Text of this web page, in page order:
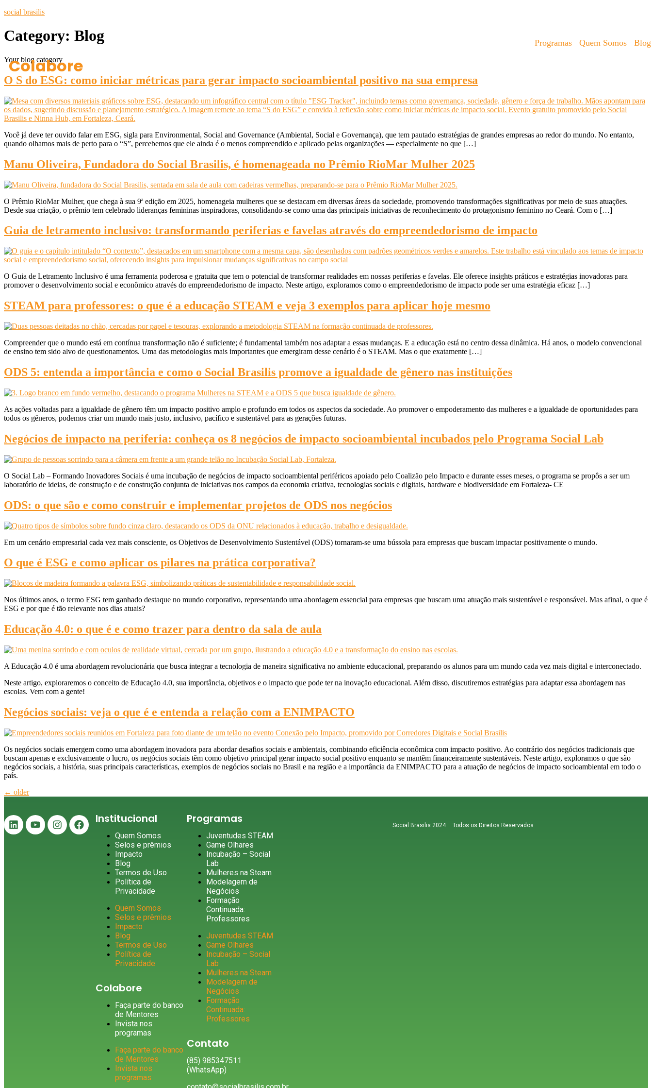
social brasilis
Programas Quem Somos Blog
Colabore
Category: Blog
Your blog category
O S do ESG: como iniciar métricas para gerar impacto socioambiental positivo na sua empresa
Você já deve ter ouvido falar em ESG, sigla para Environmental, Social and Governance (Ambiental, Social e Governança), que tem pautado estratégias de grandes empresas ao redor do mundo. No entanto,
quando olhamos mais de perto para o “S”, percebemos que ele ainda é o menos compreendido e aplicado pelas organizações — especialmente no que […]
Manu Oliveira, Fundadora do Social Brasilis, é homenageada no Prêmio RioMar Mulher 2025
O Prêmio RioMar Mulher, que chega à sua 9ª edição em 2025, homenageia mulheres que se destacam em diversas áreas da sociedade, promovendo transformações significativas por meio de suas atuações.
Desde sua criação, o prêmio tem celebrado lideranças femininas inspiradoras, consolidando-se como uma das principais iniciativas de reconhecimento do protagonismo feminino no Ceará. Com o […]
Guia de letramento inclusivo: transformando periferias e favelas através do empreendedorismo de impacto
O Guia de Letramento Inclusivo é uma ferramenta poderosa e gratuita que tem o potencial de transformar realidades em nossas periferias e favelas. Ele oferece insights práticos e estratégias inovadoras para
promover o desenvolvimento social e econômico através do empreendedorismo de impacto. Neste artigo, exploramos como o empreendedorismo de impacto pode ser uma estratégia eficaz […]
STEAM para professores: o que é a educação STEAM e veja 3 exemplos para aplicar hoje mesmo
Compreender que o mundo está em contínua transformação não é suficiente; é fundamental também nos adaptar a essas mudanças. E a educação está no centro dessa dinâmica. Há anos, o modelo convencional
de ensino tem sido alvo de questionamentos. Uma das metodologias mais importantes que emergiram desse cenário é o STEAM. Mas o que exatamente […]
ODS 5: entenda a importância e como o Social Brasilis promove a igualdade de gênero nas instituições
As ações voltadas para a igualdade de gênero têm um impacto positivo amplo e profundo em todos os aspectos da sociedade. Ao promover o empoderamento das mulheres e a igualdade de oportunidades para
todos os gêneros, podemos criar um mundo mais justo, inclusivo, pacífico e sustentável para as gerações futuras.
Negócios de impacto na periferia: conheça os 8 negócios de impacto socioambiental incubados pelo Programa Social Lab
O Social Lab – Formando Inovadores Sociais é uma incubação de negócios de impacto socioambiental periféricos apoiado pelo Coalizão pelo Impacto e durante esses meses, o programa se propôs a ser um
laboratório de ideias, de construção e de construção conjunta de iniciativas nos campos da economia criativa, tecnologias sociais e digitais, hardware e biodiversidade em Fortaleza- CE
ODS: o que são e como construir e implementar projetos de ODS nos negócios
Em um cenário empresarial cada vez mais consciente, os Objetivos de Desenvolvimento Sustentável (ODS) tornaram-se uma bússola para empresas que buscam impactar positivamente o mundo.
O que é ESG e como aplicar os pilares na prática corporativa?
Nos últimos anos, o termo ESG tem ganhado destaque no mundo corporativo, representando uma abordagem essencial para empresas que buscam uma atuação mais sustentável e responsável. Mas afinal, o que é
ESG e por que é tão relevante nos dias atuais?
Educação 4.0: o que é e como trazer para dentro da sala de aula
A Educação 4.0 é uma abordagem revolucionária que busca integrar a tecnologia de maneira significativa no ambiente educacional, preparando os alunos para um mundo cada vez mais digital e interconectado.
Neste artigo, exploraremos o conceito de Educação 4.0, sua importância, objetivos e o impacto que pode ter na inovação educacional. Além disso, discutiremos estratégias para adaptar essa abordagem nas
escolas. Vem com a gente!
Negócios sociais: veja o que é e entenda a relação com a ENIMPACTO
Os negócios sociais emergem como uma abordagem inovadora para abordar desafios sociais e ambientais, combinando eficiência econômica com impacto positivo. Ao contrário dos negócios tradicionais que
buscam apenas e exclusivamente o lucro, os negócios sociais têm como objetivo principal gerar impacto social positivo enquanto se mantêm financeiramente sustentáveis. Neste artigo, exploramos o que são
negócios sociais, a história, suas principais características, exemplos de negócios sociais no Brasil e na região e a importância da ENIMPACTO para a atuação de negócios de impacto socioambiental em todo o
país.
← older
Institucional
Quem Somos
Selos e prêmios
Impacto
Blog
Termos de Uso
Política de
Privacidade
Quem Somos
Selos e prêmios
Impacto
Blog
Termos de Uso
Política de
Privacidade
Colabore
Faça parte do banco
de Mentores
Invista nos
programas
Faça parte do banco
de Mentores
Invista nos
programas
Programas
Juventudes STEAM
Game Olhares
Incubação – Social
Lab
Mulheres na Steam
Modelagem de
Negócios
Formação
Continuada:
Professores
Juventudes STEAM
Game Olhares
Incubação – Social
Lab
Mulheres na Steam
Modelagem de
Negócios
Formação
Continuada:
Professores
Contato
(85) 985347511
(WhatsApp)
Social Brasilis 2024 – Todos os Direitos Reservados